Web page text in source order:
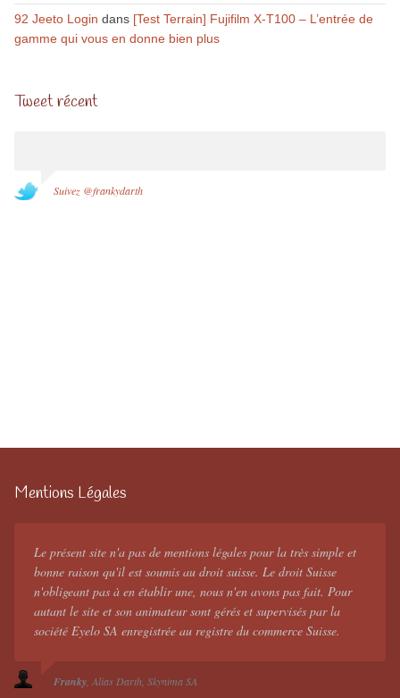
92 Jeeto Login dans [Test Terrain] Fujifilm X-T100 – L’entrée de
gamme qui vous en donne bien plus
Tweet récent
Suivez @frankydarth
Mentions Légales
Le présent site n'a pas de mentions légales pour la très simple et
bonne raison qu'il est soumis au droit suisse. Le droit Suisse
n'obligeant pas à en établir une, nous n'en avons pas fait. Pour
autant le site et son animateur sont gérés et supervisés par la
société Eyelo SA enregistrée au registre du commerce Suisse.
Franky Alias Darth Skynima SA